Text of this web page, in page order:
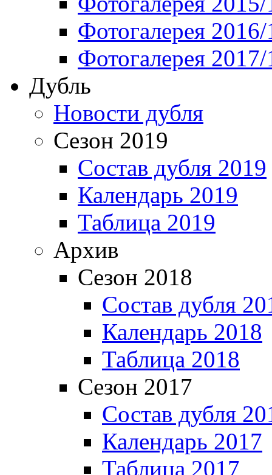
Фотогалерея
Фотогалерея
Дубль
Новости дубля
Сезон 2019
Состав дубля 2019
Календарь 2019
Таблица 2019
Архив
Сезон 2018
Состав дубля
Календарь 2018
Таблица 2018
Сезон 2017
Состав дубля
Календарь 2017
Таблица 2017